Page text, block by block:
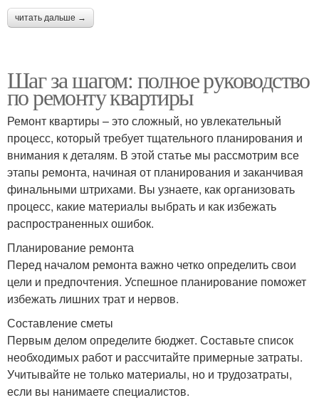
читать дальше →
Шаг за шагом: полное руководство
по ремонту квартиры
Ремонт квартиры – это сложный, но увлекательный
процесс, который требует тщательного планирования и
внимания к деталям. В этой статье мы рассмотрим все
этапы ремонта, начиная от планирования и заканчивая
финальными штрихами. Вы узнаете, как организовать
процесс, какие материалы выбрать и как избежать
распространенных ошибок.
Планирование ремонта
Перед началом ремонта важно четко определить свои
цели и предпочтения. Успешное планирование поможет
избежать лишних трат и нервов.
Составление сметы
Первым делом определите бюджет. Составьте список
необходимых работ и рассчитайте примерные затраты.
Учитывайте не только материалы, но и трудозатраты,
если вы нанимаете специалистов.